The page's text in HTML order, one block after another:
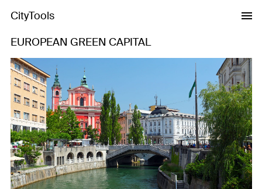
CityTools
EUROPEAN GREEN CAPITAL